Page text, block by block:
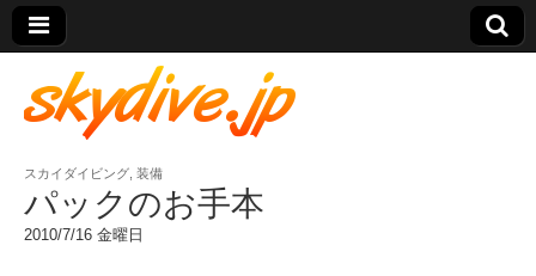
skydive.jp
スカイダイビング 装備
パックのお手本
2010/7/16 金曜日